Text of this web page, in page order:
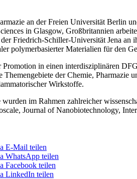
an der Freien Universität Berlin
in Glasgow, Großbritannien
Friedrich-Schiller-Universität Jena an
polymerbasierter Materialien für den
in einen interdisziplinären
Themengebiete der Chemie, Pharmazie
Wirkstoffe.
wurden im Rahmen zahlreicher
Journal of Nanobiotechnology,
E-Mail teilen
WhatsApp teilen
Facebook teilen
LinkedIn teilen